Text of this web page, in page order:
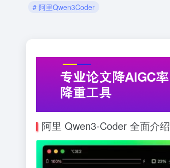
# 阿里Qwen3Coder
阿里 Qwen3-Coder 全面介绍​